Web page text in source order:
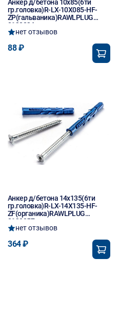
Анкер д/бетона 10х85(6ти
гр.головка)R-LX-10X085-HF-
ZP(гальваника)RAWLPLUG
8130036
нет отзывов
88 ₽
Анкер д/бетона 14х135(6ти
гр.головка)R-LX-14X135-HF-
ZF(органика)RAWLPLUG
8130057
нет отзывов
364 ₽